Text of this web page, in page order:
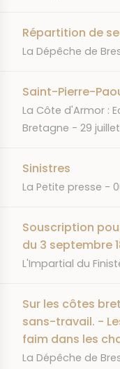
Répartition de
JOURNAL
La Dépêche de
Saint-Pierre-
JOURNAL
La Côte d'Armor :
Bretagne
DATE
29 juillet
Sinistres
JOURNAL
La Petite presse
Souscription
du 3 septembre
JOURNAL
L'Impartial du
Sur les côtes
sans-travail. -
faim dans les
JOURNAL
La Dépêche de